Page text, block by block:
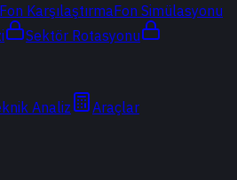
Fon KarşılaştırmaFon Simülasyonu
Sektör Rotasyonu
Analiz
Araçlar